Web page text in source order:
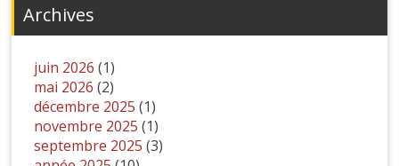
Archives
juin 2026 (1)
mai 2026 (2)
décembre 2025 (1)
novembre 2025 (1)
septembre 2025 (3)